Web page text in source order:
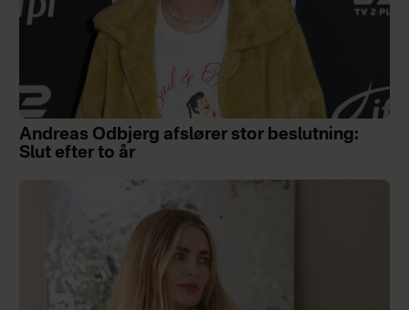
Andreas Odbjerg afslører stor beslutning:
Slut efter to år